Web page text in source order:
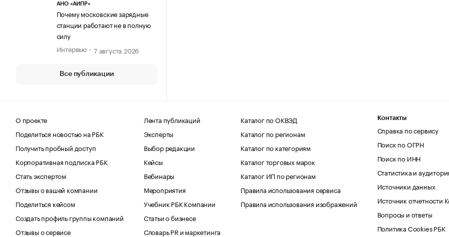
АНО «АИПР»
Почему московские зарядные
станции работают не в полную
силу
Интервью
7 августа 2026
Все публикации
О проекте
Поделиться новостью на РБК
Получить пробный доступ
Корпоративная подписка РБК
Стать экспертом
Отзывы о вашей компании
Поделиться кейсом
Создать профиль группы компаний
Отзывы о сервисе
Лента публикаций
Эксперты
Выбор редакции
Кейсы
Вебинары
Мероприятия
Учебник РБК Компании
Статьи о бизнесе
Словарь PR и маркетинга
Каталог по ОКВЭД
Каталог по регионам
Каталог по категориям
Каталог торговых марок
Каталог ИП по регионам
Правила использования сервиса
Правила использования изображений
Контакты
Справка по сервису
Поиск по ОГРН
Поиск по ИНН
Статистика и
Источники данных
Источник отчетности
Вопросы и ответы
Политика Cookies РБК